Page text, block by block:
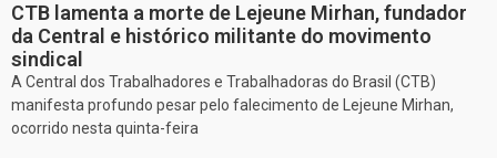
CTB lamenta a morte de Lejeune Mirhan, fundador
da Central e histórico militante do movimento
sindical
A Central dos Trabalhadores e Trabalhadoras do Brasil (CTB)
manifesta profundo pesar pelo falecimento de Lejeune Mirhan,
ocorrido nesta quinta-feira